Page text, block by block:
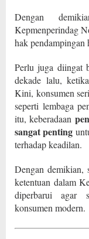
Dengan
Kepmenperindag
hak
Perlu juga diingat
dekade lalu,
Kini, konsumen
seperti lembaga
itu, keberadaan
sangat penting
terhadap keadilan.
Dengan demikian,
ketentuan dalam
diperbarui agar
konsumen modern.